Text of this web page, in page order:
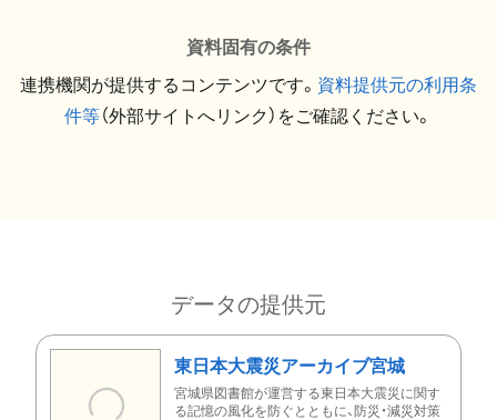
資料固有の条件
連携機関が提供するコンテンツです。 資料提供元の利用条
件等（外部サイトへリンク）をご確認ください。
データの提供元
東日本大震災アーカイブ宮城
宮城県図書館が運営する東日本大震災に関す
る記憶の風化を防ぐとともに、防災・減災対策